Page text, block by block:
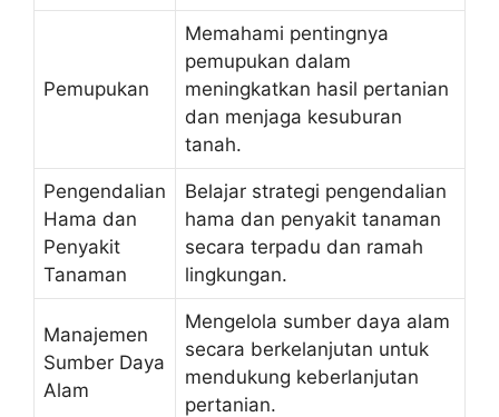
Pemupukan
Memahami pentingnya
pemupukan dalam
meningkatkan hasil pertanian
dan menjaga kesuburan
tanah.
Pengendalian
Hama dan
Penyakit
Tanaman
Belajar strategi pengendalian
hama dan penyakit tanaman
secara terpadu dan ramah
lingkungan.
Manajemen
Sumber Daya
Alam
Mengelola sumber daya alam
secara berkelanjutan untuk
mendukung keberlanjutan
pertanian.